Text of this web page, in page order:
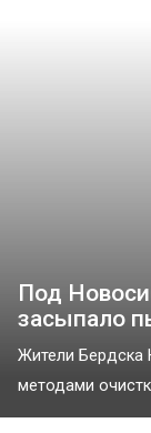
Под
засыпало
Жители Бердска
методами